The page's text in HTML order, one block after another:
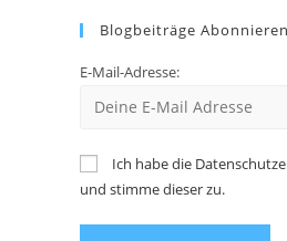
Blogbeiträge Abonnieren
E-Mail-Adresse:
Ich habe die
und stimme dieser zu.